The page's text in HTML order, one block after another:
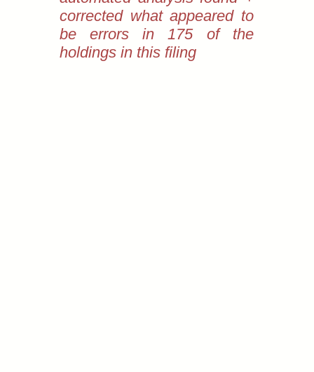
corrected what appeared to
be errors in 175 of the
holdings in this filing